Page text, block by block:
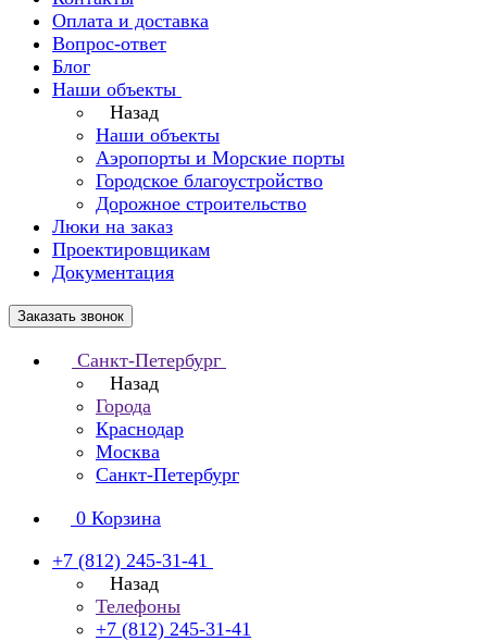
Оплата и доставка
Вопрос-ответ
Блог
Наши объекты
Назад
Наши объекты
Аэропорты и Морские порты
Городское благоустройство
Дорожное строительство
Люки на заказ
Проектировщикам
Документация
Заказать звонок
Санкт-Петербург
Назад
Города
Краснодар
Москва
Санкт-Петербург
0 Корзина
+7 (812) 245-31-41
Назад
Телефоны
+7 (812) 245-31-41